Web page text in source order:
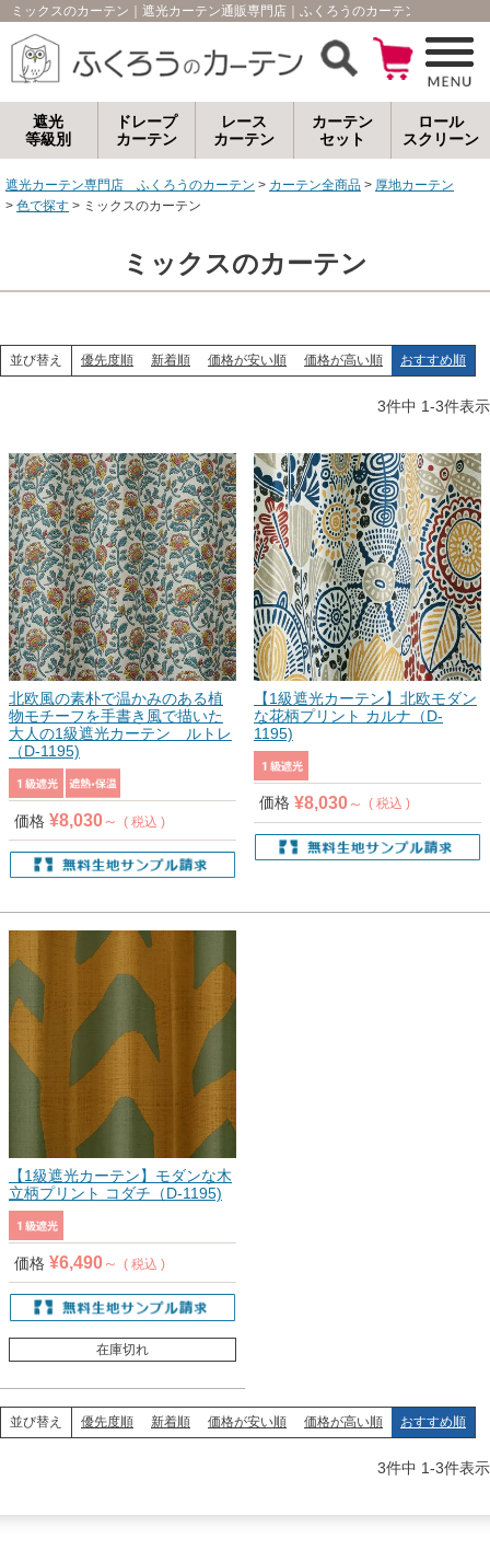
ミックスのカーテン｜遮光カーテン通販専門店｜ふくろうのカーテン
遮光
等級別
ドレープ
カーテン
レース
カーテン
カーテン
セット
ロール
スクリーン
遮光カーテン専門店 ふくろうのカーテン カーテン全商品
厚地カーテン
色で探す
ミックスのカーテン
ミックスのカーテン
並び替え 優先度順 新着順 価格が安い順 価格が高い順 おすすめ順
3件中 1-3件表示
北欧風の素朴で温かみのある植
物モチーフを手書き風で描いた
大人の1級遮光カーテン ルトレ
（D-1195)
価格 ¥8,030 税込
【1級遮光カーテン】北欧モダン
な花柄プリント カルナ（D-
1195)
価格 ¥8,030 税込
【1級遮光カーテン】モダンな木
立柄プリント コダチ（D-1195)
価格 ¥6,490 税込
在庫切れ
並び替え 優先度順 新着順 価格が安い順 価格が高い順 おすすめ順
3件中 1-3件表示